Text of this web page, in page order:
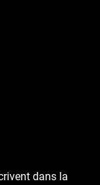
dans la